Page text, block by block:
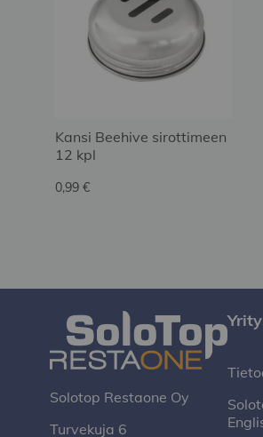
Kansi Beehive sirottimeen
12 kpl
0,99 €
Solotop Restaone Oy
Turvekuja 6